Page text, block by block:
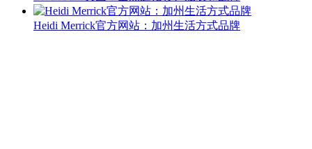
Heidi Merrick官方网站：加州生活方式品牌